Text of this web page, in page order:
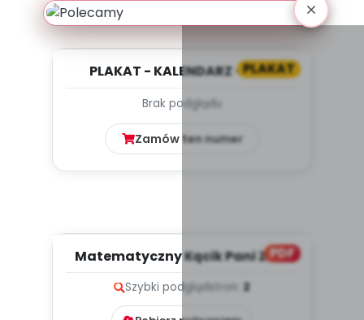
PLAKAT
PLAKAT - KALENDARZ - MAJ
Brak podglądu
Zamów ten numer
PDF
Matematyczny Kącik Pani Zuzi.
Szybki podgląd stron: 2